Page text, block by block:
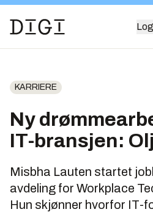
KARRIERE
Ny
IT-bransjen:
Misbha Lauten startet
avdeling for Workplace
Hun skjønner hvorfor IT-